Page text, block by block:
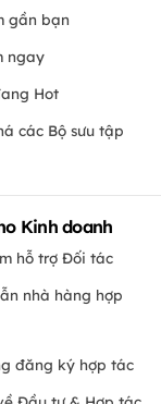
gần bạn
ngay
Hot
các Bộ sưu tập
Kinh doanh
hỗ trợ Đối tác
nhà hàng hợp
đăng ký hợp tác